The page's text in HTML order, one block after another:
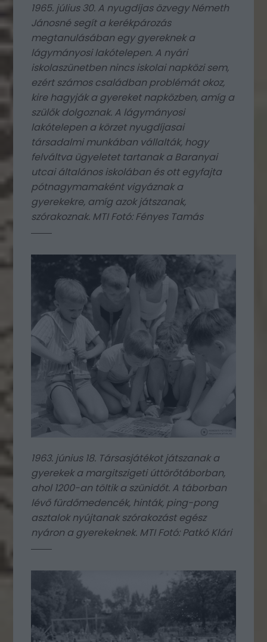
1965. július 30. A nyugdíjas özvegy Németh
Jánosné segít a kerékpározás
megtanulásában egy gyereknek a
lágymányosi lakótelepen. A nyári
iskolaszünetben nincs iskolai napközi sem,
ezért számos családban problémát okoz,
kire hagyják a gyereket napközben, amíg a
szülők dolgoznak. A lágymányosi
lakótelepen a körzet nyugdíjasai
társadalmi munkában vállalták, hogy
felváltva ügyeletet tartanak a Baranyai
utcai általános iskolában és ott egyfajta
pótnagymamaként vigyáznak a
gyerekekre, amíg azok játszanak,
szórakoznak. MTI Fotó: Fényes Tamás
1963. június 18. Társasjátékot játszanak a
gyerekek a margitszigeti úttörőtáborban,
ahol 1200-an töltik a szünidőt. A táborban
lévő fürdőmedencék, hinták, ping-pong
asztalok nyújtanak szórakozást egész
nyáron a gyerekeknek. MTI Fotó: Patkó Klári